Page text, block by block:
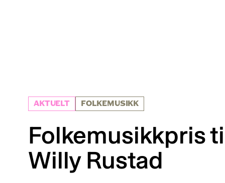
AKTUELT FOLKEMUSIKK
Folkemusikkpris
Willy Rustad